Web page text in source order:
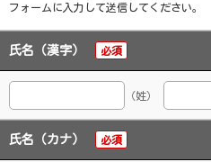
フォームに入力して送信してください。
氏名（漢字） 必須
（姓）
氏名（カナ） 必須